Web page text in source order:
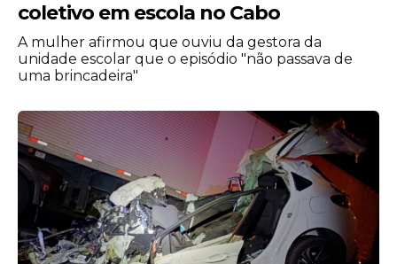
Caixa.
coletivo em escola no Cabo
A mulher afirmou que ouviu da gestora da
unidade escolar que o episódio "não passava de
uma brincadeira"